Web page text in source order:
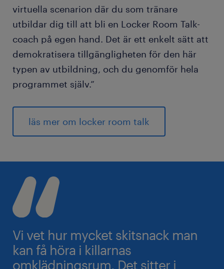
virtuella scenarion där du som tränare
utbildar dig till att bli en Locker Room Talk-
coach på egen hand. Det är ett enkelt sätt att
demokratisera tillgängligheten för den här
typen av utbildning, och du genomför hela
programmet själv.”
läs mer om locker room talk
Vi vet hur mycket skitsnack man
kan få höra i killarnas
omklädningsrum. Det sitter i